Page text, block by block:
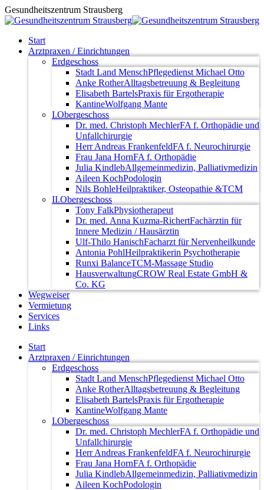
Zum
Inhalt
Gesundheitszentrum Strausberg
Start
Arztpraxen / Einrichtungen
Erdgeschoss
Stadt Land MenschPflegedienst Michael Otto
Anke RotherAlltagsbetreuung & Begleitung
Elisabeth BartelsPraxis für Ergotherapie
KantineWolfgang Mante
I.Obergeschoss
Dr. med. Christoph MechlerFA f. Orthopädie und
Unfallchirurgie
Herr Andreas FrankenfeldFA f. Neurochirurgie
Frau Jana HornFA f. Orthopädie
Julia KindlebAllgemeinmedizin, Palliativmedizin
Aileen KochPodologin
Nils BohleHeilpraktiker, Osteopathie &TCM
II.Obergeschoss
Tony FalkPhysiotherapeut
Dr. med. Anna Kuzma-RichertFachärztin für
Innere Medizin / Hausärztin
Ulf-Thilo HanischFacharzt für Nervenheilkunde
Antonia PohlHeilpraktikerin Psychotherapie
Runxi BalanceTCM-Massage Studio
HausverwaltungCROW Real Estate GmbH &
Co. KG
Wegweiser
Vermietung
Services
Links
Start
Arztpraxen / Einrichtungen
Erdgeschoss
Stadt Land MenschPflegedienst Michael Otto
Anke RotherAlltagsbetreuung & Begleitung
Elisabeth BartelsPraxis für Ergotherapie
KantineWolfgang Mante
I.Obergeschoss
Dr. med. Christoph MechlerFA f. Orthopädie und
Unfallchirurgie
Herr Andreas FrankenfeldFA f. Neurochirurgie
Frau Jana HornFA f. Orthopädie
Julia KindlebAllgemeinmedizin, Palliativmedizin
Aileen KochPodologin